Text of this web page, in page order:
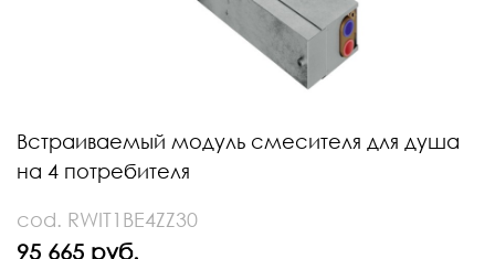
Встраиваемый модуль смесителя для душа
на 4 потребителя
cod. RWIT1BE4ZZ30
95 665 руб.